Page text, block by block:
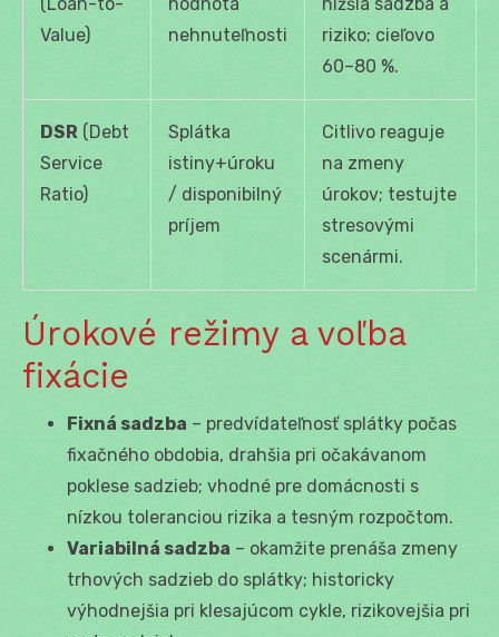
Value)
nehnuteľnosti
riziko; cieľovo
60–80 %.
DSR (Debt
Service
Ratio)
Splátka
istiny+úroku
/ disponibilný
príjem
Citlivo reaguje
na zmeny
úrokov; testujte
stresovými
scenármi.
Úrokové režimy a voľba
fixácie
Fixná sadzba – predvídateľnosť splátky počas
fixačného obdobia, drahšia pri očakávanom
poklese sadzieb; vhodné pre domácnosti s
nízkou toleranciou rizika a tesným rozpočtom.
Variabilná sadzba – okamžite prenáša zmeny
trhových sadzieb do splátky; historicky
výhodnejšia pri klesajúcom cykle, rizikovejšia pri